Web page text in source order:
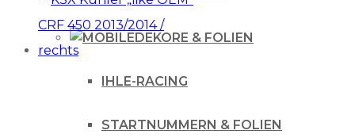
DEKORE & FOLIEN
IHLE-RACING
STARTNUMMERN & FOLIEN